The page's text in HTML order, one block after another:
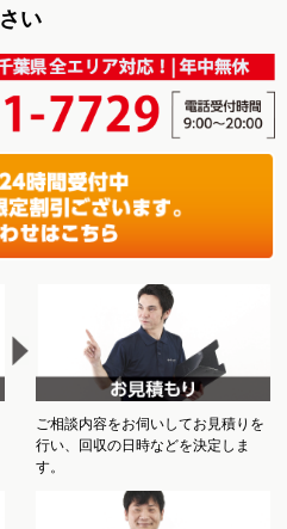
さい
ご相談内容をお伺いしてお見積りを
行い、回収の日時などを決定しま
す。